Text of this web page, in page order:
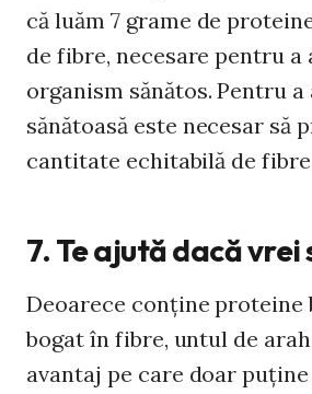
că luăm 7 grame de
de fibre, necesare pentru a
organism sănătos. Pentru a
sănătoasă este necesar să
cantitate echitabilă de
7. Te ajută dacă vrei
Deoarece conţine proteine
bogat în fibre, untul de
avantaj pe care doar